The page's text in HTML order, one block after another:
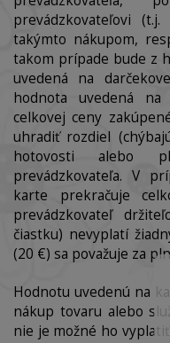
prevádzkovateľovi
takýmto nákupom,
takom prípade bude z
uvedená na
hodnota uvedená
celkovej ceny
uhradiť rozdiel
hotovosti alebo
prevádzkovateľa. V
karte prekračuje
prevádzkovateľ
čiastku) nevyplatí
(20 €) sa považuje za
Hodnotu uvedenú na
nákup tovaru alebo
nie je možné ho